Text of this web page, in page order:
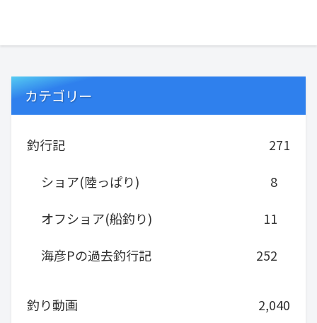
カテゴリー
釣行記
271
ショア(陸っぱり)
8
オフショア(船釣り)
11
海彦Pの過去釣行記
252
釣り動画
2,040